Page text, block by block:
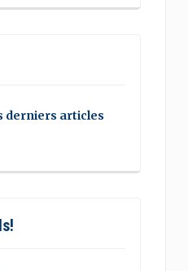
derniers articles